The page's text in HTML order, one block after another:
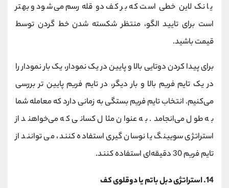
یا نک لاین خطی است که بر کف دو قله رسم می‌شود و بهتر
است برای تایید الگو، منتظر شکسته شدن خط گردن توسط
قیمت باشید.
برای پیدا کردن دوتایی بالا و پایین در یک نمودار، یک بار نمودار را
در یک تایم فریم بالا و بار دیگر، در تایم فریم پایین تر بررسی
می‌کنیم. انتخاب تایم فریم بستگی به زمانی دارد که معامله شما
به طول می‌انجامد. به عنوان مثال کسانی که می‌خواهند از
استراتژی سویینگ یا نوسان گیری استفاده کنند، می توانند از
تایم فریم 30 دقیقه‌ای استفاده کنند.
14. استراتژی دبل باتم یا دوقلوی کف